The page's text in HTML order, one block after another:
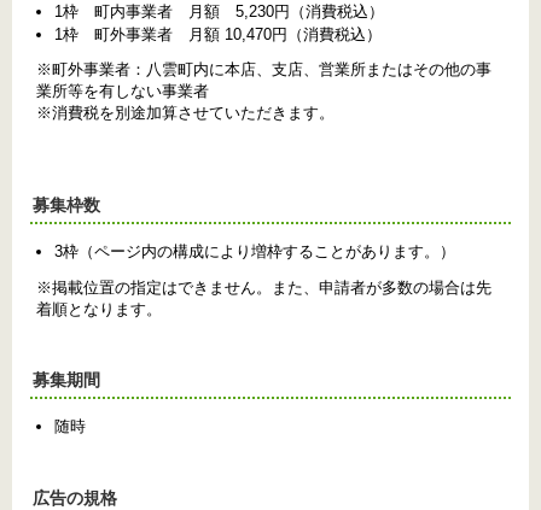
1枠 町内事業者 月額 5,230円（消費税込）
1枠 町外事業者 月額 10,470円（消費税込）
※町外事業者：八雲町内に本店、支店、営業所またはその他の事
業所等を有しない事業者
※消費税を別途加算させていただきます。
募集枠数
3枠（ページ内の構成により増枠することがあります。）
※掲載位置の指定はできません。また、申請者が多数の場合は先
着順となります。
募集期間
随時
広告の規格